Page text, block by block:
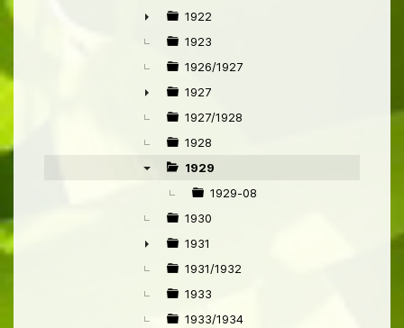
►
1922
1923
1926/1927
►
1927
1927/1928
1928
1929
1929-08
1930
►
1931
1931/1932
1933
1933/1934